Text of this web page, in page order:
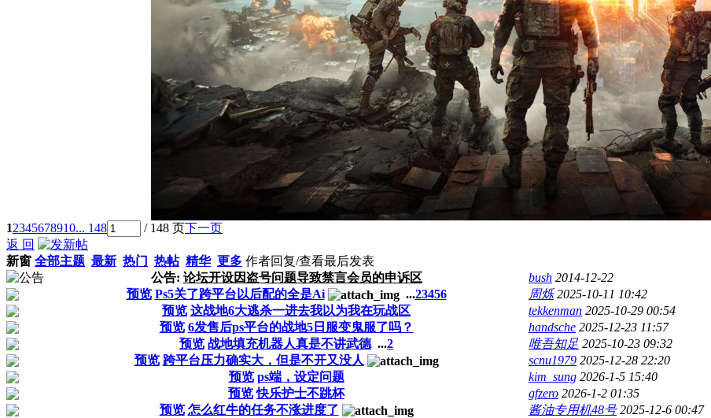
12345678910... 148 / 148 页下一页
返 回
新窗 全部主题 最新 热门 热帖 精华 更多 作者回复/查看最后发表
公告: 论坛开设因盗号问题导致禁言会员的申诉区 bush 2014-12-22
预览 Ps5关了跨平台以后配的全是Ai ...23456 周烁 2025-10-11 10:42
预览 这战地6大逃杀一进去我以为我在玩战区 tekkenman 2025-10-29 00:54
预览 6发售后ps平台的战地5日服变鬼服了吗？ handsche 2025-12-23 11:57
预览 战地填充机器人真是不讲武德 ...2 唯吾知足 2025-10-23 09:32
预览 跨平台压力确实大，但是不开又没人 scnu1979 2025-12-28 22:20
预览 ps端，设定问题 kim_sung 2026-1-5 15:40
预览 快乐护士不跳杯 gfzero 2026-1-2 01:35
预览 怎么红牛的任务不涨进度了 酱油专用机48号 2025-12-6 00:47